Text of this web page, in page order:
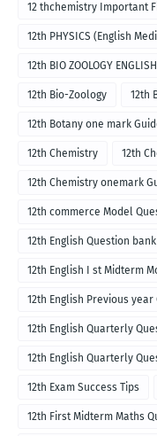
12 thchemistry Important
12th PHYSICS (English
12th BIO ZOOLOGY
12th Bio-Zoology 12th
12th Botany one mark
12th Chemistry 12th
12th Chemistry onemark
12th commerce Model
12th English Question bank
12th English I st Midterm
12th English Previous year
12th English Quarterly
12th English Quarterly
12th Exam Success Tips
12th First Midterm Maths